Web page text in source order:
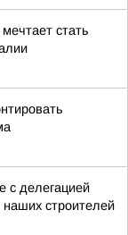
стать
с делегацией
строителей